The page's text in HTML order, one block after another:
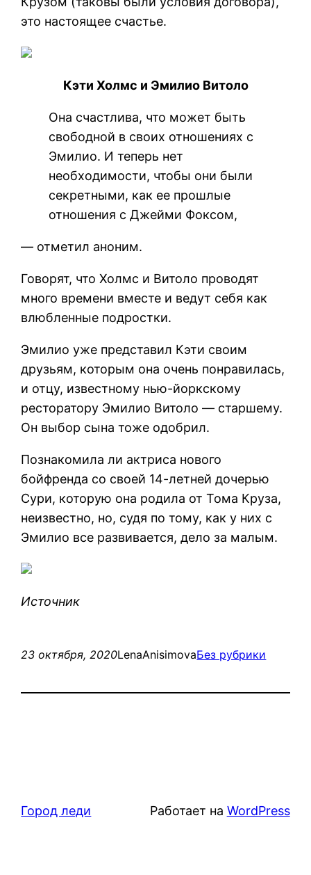
это настоящее счастье.
Кэти Холмс и Эмилио Витоло
Она счастлива, что может быть
свободной в своих отношениях с
Эмилио. И теперь нет
необходимости, чтобы они были
секретными, как ее прошлые
отношения с Джейми Фоксом,
— отметил аноним.
Говорят, что Холмс и Витоло проводят
много времени вместе и ведут себя как
влюбленные подростки.
Эмилио уже представил Кэти своим
друзьям, которым она очень понравилась,
и отцу, известному нью-йоркскому
ресторатору Эмилио Витоло — старшему.
Он выбор сына тоже одобрил.
Познакомила ли актриса нового
бойфренда со своей 14-летней дочерью
Сури, которую она родила от Тома Круза,
неизвестно, но, судя по тому, как у них с
Эмилио все развивается, дело за малым.
Источник
23 октября, 2020LenaAnisimovaБез рубрики
Город леди Работает на WordPress